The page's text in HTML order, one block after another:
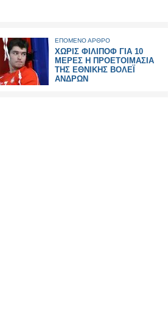
ΕΠΟΜΕΝΟ ΑΡΘΡΟ
ΧΩΡΙΣ ΦΙΛΙΠΟΦ ΓΙΑ 10
ΜΕΡΕΣ Η ΠΡΟΕΤΟΙΜΑΣΙΑ
ΤΗΣ ΕΘΝΙΚΗΣ ΒΟΛΕΪ
ΑΝΔΡΩΝ